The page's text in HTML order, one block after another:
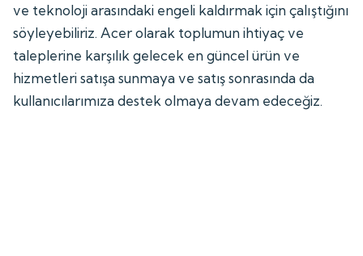
ve teknoloji arasındaki engeli kaldırmak için çalıştığını
söyleyebiliriz. Acer olarak toplumun ihtiyaç ve
taleplerine karşılık gelecek en güncel ürün ve
hizmetleri satışa sunmaya ve satış sonrasında da
kullanıcılarımıza destek olmaya devam edeceğiz.